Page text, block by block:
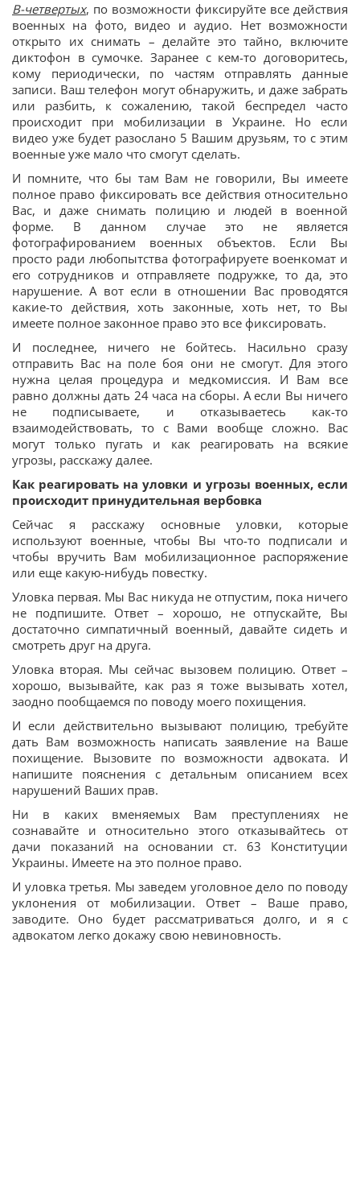
В-четвертых, по возможности фиксируйте все действия
военных на фото, видео и аудио. Нет возможности
открыто их снимать – делайте это тайно, включите
диктофон в сумочке. Заранее с кем-то договоритесь,
кому периодически, по частям отправлять данные
записи. Ваш телефон могут обнаружить, и даже забрать
или разбить, к сожалению, такой беспредел часто
происходит при мобилизации в Украине. Но если
видео уже будет разослано 5 Вашим друзьям, то с этим
военные уже мало что смогут сделать.
И помните, что бы там Вам не говорили, Вы имеете
полное право фиксировать все действия относительно
Вас, и даже снимать полицию и людей в военной
форме. В данном случае это не является
фотографированием военных объектов. Если Вы
просто ради любопытства фотографируете военкомат и
его сотрудников и отправляете подружке, то да, это
нарушение. А вот если в отношении Вас проводятся
какие-то действия, хоть законные, хоть нет, то Вы
имеете полное законное право это все фиксировать.
И последнее, ничего не бойтесь. Насильно сразу
отправить Вас на поле боя они не смогут. Для этого
нужна целая процедура и медкомиссия. И Вам все
равно должны дать 24 часа на сборы. А если Вы ничего
не подписываете, и отказываетесь как-то
взаимодействовать, то с Вами вообще сложно. Вас
могут только пугать и как реагировать на всякие
угрозы, расскажу далее.
Как реагировать на уловки и угрозы военных, если
происходит принудительная вербовка
Сейчас я расскажу основные уловки, которые
используют военные, чтобы Вы что-то подписали и
чтобы вручить Вам мобилизационное распоряжение
или еще какую-нибудь повестку.
Уловка первая. Мы Вас никуда не отпустим, пока ничего
не подпишите. Ответ – хорошо, не отпускайте, Вы
достаточно симпатичный военный, давайте сидеть и
смотреть друг на друга.
Уловка вторая. Мы сейчас вызовем полицию. Ответ –
хорошо, вызывайте, как раз я тоже вызывать хотел,
заодно пообщаемся по поводу моего похищения.
И если действительно вызывают полицию, требуйте
дать Вам возможность написать заявление на Ваше
похищение. Вызовите по возможности адвоката. И
напишите пояснения с детальным описанием всех
нарушений Ваших прав.
Ни в каких вменяемых Вам преступлениях не
сознавайте и относительно этого отказывайтесь от
дачи показаний на основании ст. 63 Конституции
Украины. Имеете на это полное право.
И уловка третья. Мы заведем уголовное дело по поводу
уклонения от мобилизации. Ответ – Ваше право,
заводите. Оно будет рассматриваться долго, и я с
адвокатом легко докажу свою невиновность.